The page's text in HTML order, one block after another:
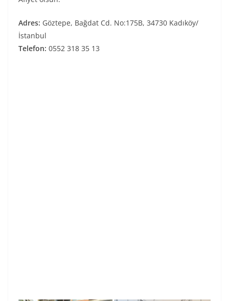
Adres: Göztepe, Bağdat Cd. No:175B, 34730 Kadıköy/
İstanbul
Telefon: 0552 318 35 13